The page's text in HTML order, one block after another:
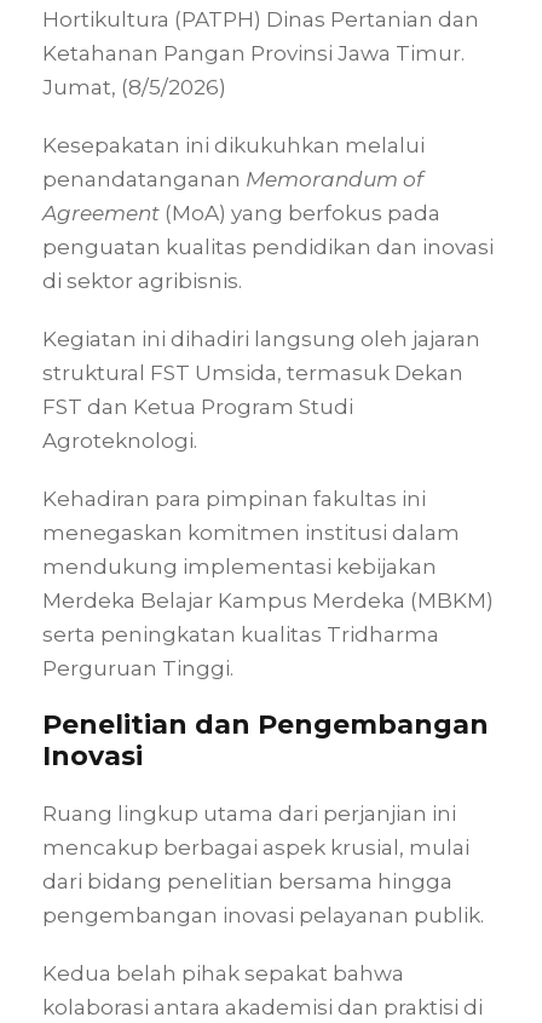
Hortikultura (PATPH) Dinas Pertanian dan
Ketahanan Pangan Provinsi Jawa Timur.
Jumat, (8/5/2026)
Kesepakatan ini dikukuhkan melalui
penandatanganan Memorandum of
Agreement (MoA) yang berfokus pada
penguatan kualitas pendidikan dan inovasi
di sektor agribisnis.
Kegiatan ini dihadiri langsung oleh jajaran
struktural FST Umsida, termasuk Dekan
FST dan Ketua Program Studi
Agroteknologi.
Kehadiran para pimpinan fakultas ini
menegaskan komitmen institusi dalam
mendukung implementasi kebijakan
Merdeka Belajar Kampus Merdeka (MBKM)
serta peningkatan kualitas Tridharma
Perguruan Tinggi.
Penelitian dan Pengembangan
Inovasi
Ruang lingkup utama dari perjanjian ini
mencakup berbagai aspek krusial, mulai
dari bidang penelitian bersama hingga
pengembangan inovasi pelayanan publik.
Kedua belah pihak sepakat bahwa
kolaborasi antara akademisi dan praktisi di